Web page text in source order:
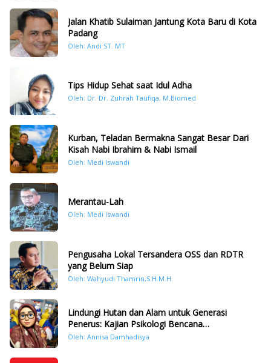
Jalan Khatib Sulaiman Jantung Kota Baru di Kota
Padang
Oleh: Andi ST. MT
Tips Hidup Sehat saat Idul Adha
Oleh: Dr. Dr. Zuhrah Taufiqa, M.Biomed
Kurban, Teladan Bermakna Sangat Besar Dari
Kisah Nabi Ibrahim & Nabi Ismail
Oleh: Medi Iswandi
Merantau-Lah
Oleh: Medi Iswandi
Pengusaha Lokal Tersandera OSS dan RDTR
yang Belum Siap
Oleh: Wahyudi Thamrin,S.H.M.H.
Lindungi Hutan dan Alam untuk Generasi
Penerus: Kajian Psikologi Bencana
Hidrometeorologi di Sumatera Pasca Tragedi
Oleh: Annisa Damhadisya